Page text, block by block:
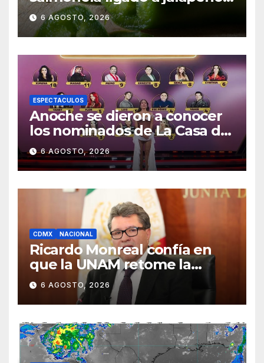
mexicanos; reportan 345
casos
6 AGOSTO, 2026
ESPECTACULOS
Anoche se dieron a conocer
los nominados de La Casa de
los Famosos México 2026 en
la segunda semana
6 AGOSTO, 2026
CDMX NACIONAL
Ricardo Monreal confía en
que la UNAM retome la
normalidad e inicie el
semestre mediante el
diálogo
6 AGOSTO, 2026